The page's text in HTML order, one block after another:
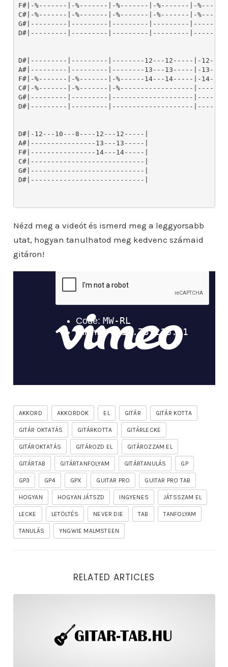
Nézd meg a videót és ismerd meg a leggyorsabb
utat, hogyan tanulhatod meg kedvenc számaid
gitáron!
AKKORD AKKORDOK EL GITÁR GITÁR KOTTA
GITÁR OKTATÁS GITÁRKOTTA GITÁRLECKE
GITÁROKTATÁS GITÁROZD EL GITÁROZZAM EL
GITÁRTAB GITÁRTANFOLYAM GITÁRTANULÁS GP
GP3 GP4 GPX GUITAR PRO GUITAR PRO TAB
HOGYAN HOGYAN JÁTSZD INGYENES JÁTSSZAM EL
LECKE LETÖLTÉS NEVER DIE TAB TANFOLYAM
TANULÁS YNGWIE MALMSTEEN
RELATED ARTICLES